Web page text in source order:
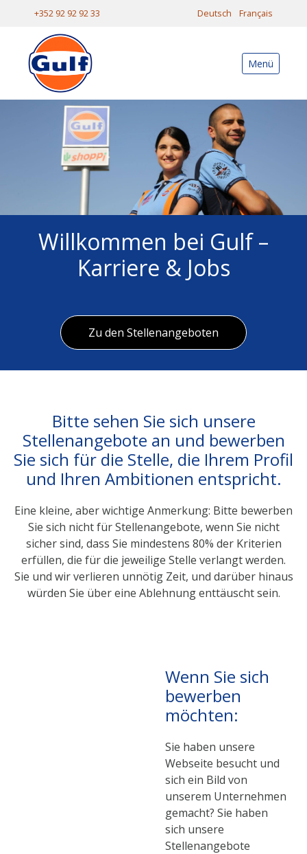
+352 92 92 92 33 Deutsch Français
Menü
Willkommen bei Gulf –
Karriere & Jobs
Zu den Stellenangeboten
Bitte sehen Sie sich unsere
Stellenangebote an und bewerben
Sie sich für die Stelle, die Ihrem Profil
und Ihren Ambitionen entspricht.
Eine kleine, aber wichtige Anmerkung: Bitte bewerben
Sie sich nicht für Stellenangebote, wenn Sie nicht
sicher sind, dass Sie mindestens 80% der Kriterien
erfüllen, die für die jeweilige Stelle verlangt werden.
Sie und wir verlieren unnötig Zeit, und darüber hinaus
würden Sie über eine Ablehnung enttäuscht sein.
Wenn Sie sich
bewerben
möchten:
Sie haben unsere
Webseite besucht und
sich ein Bild von
unserem Unternehmen
gemacht? Sie haben
sich unsere
Stellenangebote